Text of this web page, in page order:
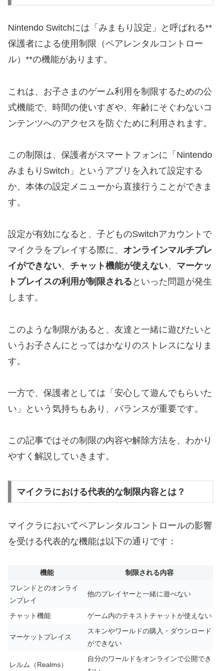
Nintendo Switchには「みまもり設定」と呼ばれる**
保護者による使用制限（ペアレンタルコントロー
ル）**の機能があります。
これは、お子さまのゲーム利用を制限するための公
式機能で、時間の使いすぎや、年齢にそぐわないコ
ンテンツへのアクセスを防ぐために利用されます。
この制限は、保護者がスマートフォンに「Nintendo
みまもりSwitch」というアプリを入れて設定する
か、本体の設定メニューから直接行うことができま
す。
設定が有効になると、子どものSwitchアカウントで
マイクラをプレイする際に、 オンラインマルチプレ
イができない、 チャット機能が使えない、 マーケッ
トプレイスの利用が制限される といった問題が発生
します。
このような制限があると、友達と一緒に遊びたいと
いうお子さんにとってはかなりのストレスになりま
す。
一方で、保護者としては「安心して遊んでもらいた
い」という気持ちもあり、バランスが重要です。
この記事ではその制限の内容や解除方法を、わかり
やすく解説していきます。
マイクラにおける代表的な制限内容とは？
マイクラにおいてペアレンタルコントロールの影響
を受ける代表的な機能は以下の通りです：
機能
制限される内容
フレンドとのオンライ
ンプレイ
他のプレイヤーと一緒に遊べない
チャット機能 ゲーム内のテキストチャットが使えない
マーケットプレイス
スキンやワールドの購入・ダウンロード
ができない
レルム（Realms）
自分のワールドをオンラインで公開でき